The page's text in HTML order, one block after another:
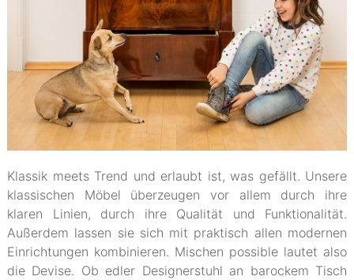
Klassik meets Trend und erlaubt ist, was gefällt. Unsere
klassischen Möbel überzeugen vor allem durch ihre
klaren Linien, durch ihre Qualität und Funktionalität.
Außerdem lassen sie sich mit praktisch allen modernen
Einrichtungen kombinieren. Mischen possible lautet also
die Devise. Ob edler Designerstuhl an barockem Tisch